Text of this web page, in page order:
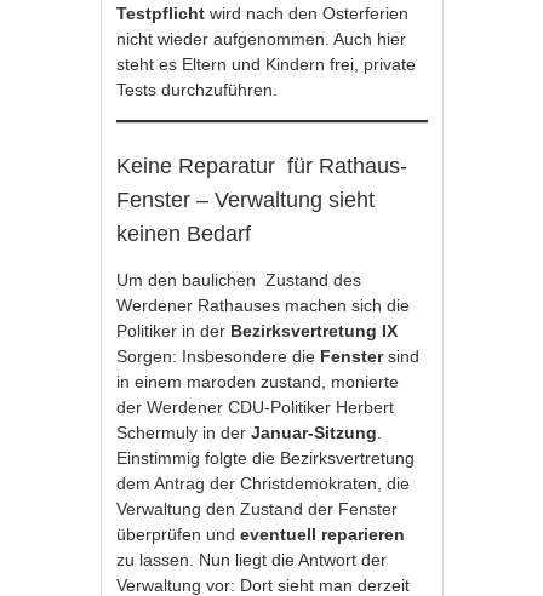
Testpflichtwird nach den Osterferien
nicht wieder aufgenommen. Auch hier
steht es Eltern und Kindern frei, private
Tests durchzuführen.
Keine Reparatur für Rathaus-
Fenster – Verwaltung sieht
keinen Bedarf
Um den baulichen Zustand des
Werdener Rathauses machen sich die
Politiker in der Bezirksvertretung IX
Sorgen: Insbesondere die Fenstersind
in einem maroden zustand, monierte
der Werdener CDU-Politiker Herbert
Schermuly in derJanuar-Sitzung
Einstimmig folgte die Bezirksvertretung
dem Antrag der Christdemokraten, die
Verwaltung den Zustand der Fenster
überprüfen undeventuell reparieren
zu lassen. Nun liegt die Antwort der
Verwaltung vor: Dort sieht man derzeit